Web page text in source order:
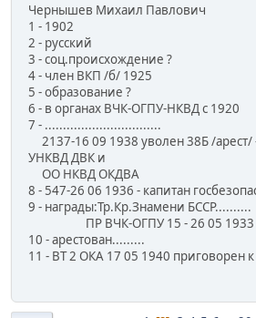
Чернышев Михаил Павлович
1 - 1902
2 - русский
3 - соц.происхождение ?
4 - член ВКП /б/ 1925
5 - образование ?
6 - в органах ВЧК-ОГПУ-НКВД с 1920
7 - ................................
2137-16 09 1938 уволен 38Б /арест/
УНКВД ДВК и
ОО НКВД ОКДВА
8 - 547-26 06 1936 - капитан
9 - награды:Тр.Кр.Знамени БССР..........
ПР ВЧК-ОГПУ 15 - 26 05 1933
10 - арестован.........
11 - ВТ 2 ОКА 17 05 1940 приговорен